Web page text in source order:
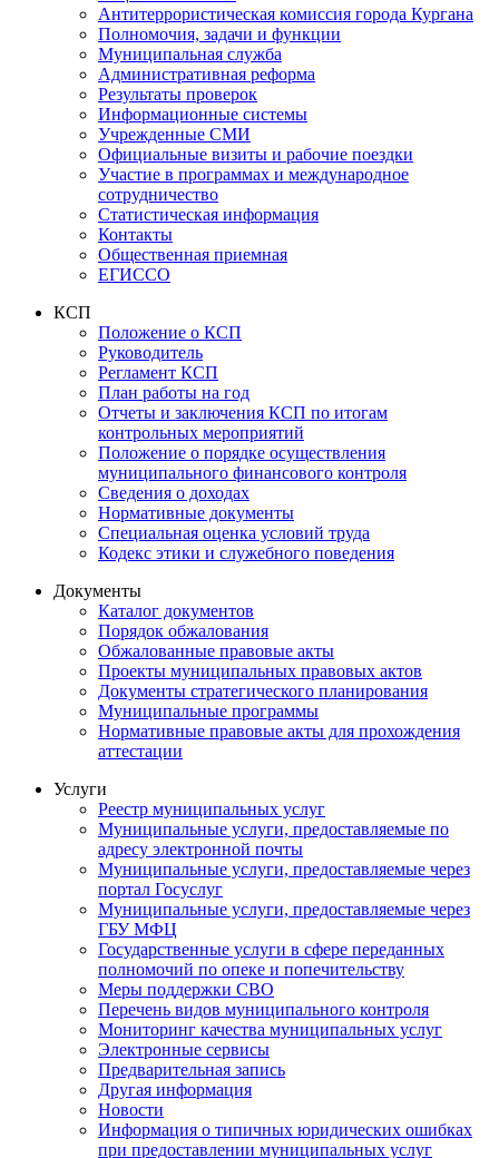
Антитеррористическая комиссия города Кургана
Полномочия, задачи и функции
Муниципальная служба
Административная реформа
Результаты проверок
Информационные системы
Учрежденные СМИ
Официальные визиты и рабочие поездки
Участие в программах и международное
сотрудничество
Статистическая информация
Контакты
Общественная приемная
ЕГИССО
КСП
Положение о КСП
Руководитель
Регламент КСП
План работы на год
Отчеты и заключения КСП по итогам
контрольных мероприятий
Положение о порядке осуществления
муниципального финансового контроля
Сведения о доходах
Нормативные документы
Специальная оценка условий труда
Кодекс этики и служебного поведения
Документы
Каталог документов
Порядок обжалования
Обжалованные правовые акты
Проекты муниципальных правовых актов
Документы стратегического планирования
Муниципальные программы
Нормативные правовые акты для прохождения
аттестации
Услуги
Реестр муниципальных услуг
Муниципальные услуги, предоставляемые по
адресу электронной почты
Муниципальные услуги, предоставляемые через
портал Госуслуг
Муниципальные услуги, предоставляемые через
ГБУ МФЦ
Государственные услуги в сфере переданных
полномочий по опеке и попечительству
Меры поддержки СВО
Перечень видов муниципального контроля
Мониторинг качества муниципальных услуг
Электронные сервисы
Предварительная запись
Другая информация
Новости
Информация о типичных юридических ошибках
при предоставлении муниципальных услуг